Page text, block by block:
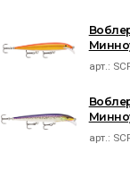
арт.:
арт.: